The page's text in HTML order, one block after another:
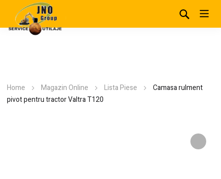
Home Magazin Online Lista Piese
Camasa rulment
pivot pentru tractor Valtra T120